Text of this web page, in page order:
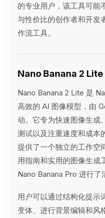
的专业用户，该工具可能
与性价比的创作者和开发
作流工具。
Nano Banana 2 Lite
Nano Banana 2 Lite 是
高效的 AI 图像模型，由
动。它专为快速图像生成
测试以及注重速度和成本
提供了一个独立的工作空
用指南和实用的图像生成
Nano Banana Pro 进行了
用户可以通过结构化提示
变体、进行背景编辑和风